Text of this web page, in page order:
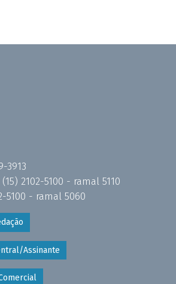
3913
(15) 2102-5100 - ramal 5110
5100 - ramal 5060
Assinante